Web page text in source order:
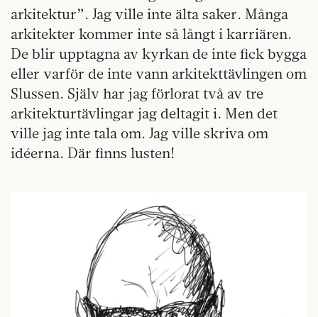
arkitektur”. Jag ville inte älta saker. Många
arkitekter kommer inte så långt i karriären.
De blir upptagna av kyrkan de inte fick bygga
eller varför de inte vann arkitekttävlingen om
Slussen. Själv har jag förlorat två av tre
arkitekturtävlingar jag deltagit i. Men det
ville jag inte tala om. Jag ville skriva om
idéerna. Där finns lusten!